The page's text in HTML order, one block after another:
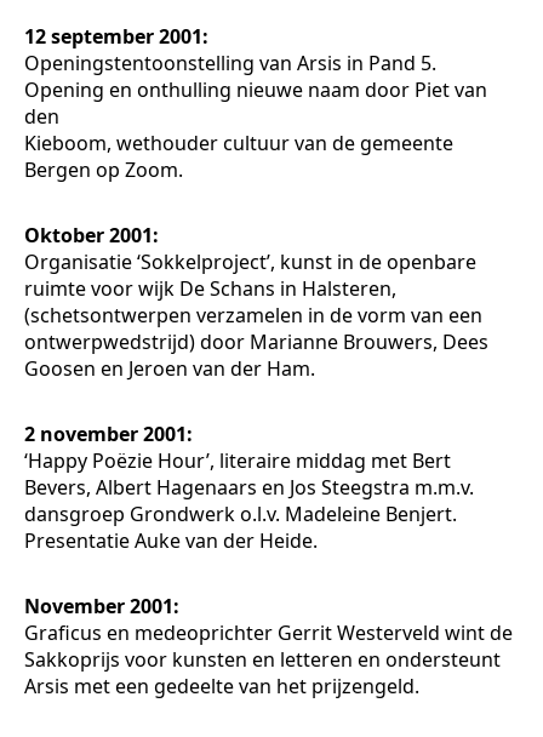
12 september 2001:
Openingstentoonstelling van Arsis in Pand 5.
Opening en onthulling nieuwe naam door Piet van
den
Kieboom, wethouder cultuur van de gemeente
Bergen op Zoom.
Oktober 2001:
Organisatie ‘Sokkelproject’, kunst in de openbare
ruimte voor wijk De Schans in Halsteren,
(schetsontwerpen verzamelen in de vorm van een
ontwerpwedstrijd) door Marianne Brouwers, Dees
Goosen en Jeroen van der Ham.
2 november 2001:
‘Happy Poëzie Hour’, literaire middag met Bert
Bevers, Albert Hagenaars en Jos Steegstra m.m.v.
dansgroep Grondwerk o.l.v. Madeleine Benjert.
Presentatie Auke van der Heide.
November 2001:
Graficus en medeoprichter Gerrit Westerveld wint de
Sakkoprijs voor kunsten en letteren en ondersteunt
Arsis met een gedeelte van het prijzengeld.